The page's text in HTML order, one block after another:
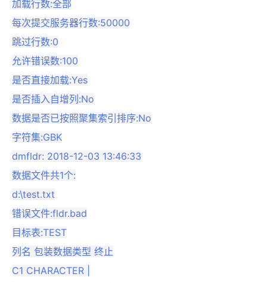
加载行数:全部
每次提交服务器行数:50000
跳过行数:0
允许错误数:100
是否直接加载:Yes
是否插入自增列:No
数据是否已按照聚集索引排序:No
字符集:GBK
dmfldr: 2018-12-03 13:46:33
数据文件共1个:
d:\test.txt
错误文件:fldr.bad
目标表:TEST
列名 包装数据类型 终止
C1 CHARACTER |